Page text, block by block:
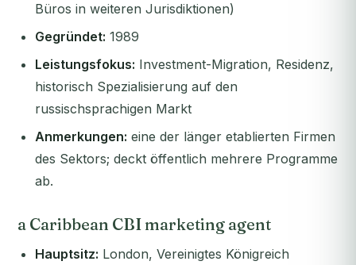
Büros in weiteren Jurisdiktionen)
Gegründet: 1989
Leistungsfokus: Investment-Migration, Residenz,
historisch Spezialisierung auf den
russischsprachigen Markt
Anmerkungen: eine der länger etablierten Firmen
des Sektors; deckt öffentlich mehrere Programme
ab.
a Caribbean CBI marketing agent
Hauptsitz: London, Vereinigtes Königreich